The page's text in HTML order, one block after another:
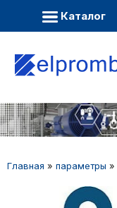
Каталог
Главная » параметры »